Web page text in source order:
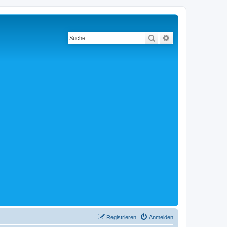
Suche
Anmelden
Registrieren